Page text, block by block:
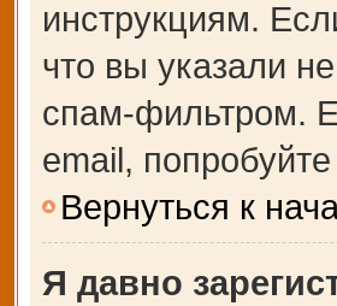
инструкциям.
что вы указали
спам-фильтром.
email,
Вернуться к
Я давно